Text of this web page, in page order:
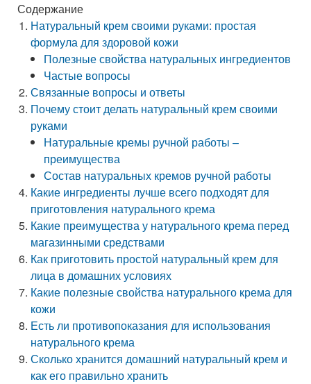
Содержание
Натуральный крем своими руками: простая
формула для здоровой кожи
Полезные свойства натуральных ингредиентов
Частые вопросы
Связанные вопросы и ответы
Почему стоит делать натуральный крем своими
руками
Натуральные кремы ручной работы –
преимущества
Состав натуральных кремов ручной работы
Какие ингредиенты лучше всего подходят для
приготовления натурального крема
Какие преимущества у натурального крема перед
магазинными средствами
Как приготовить простой натуральный крем для
лица в домашних условиях
Какие полезные свойства натурального крема для
кожи
Есть ли противопоказания для использования
натурального крема
Сколько хранится домашний натуральный крем и
как его правильно хранить